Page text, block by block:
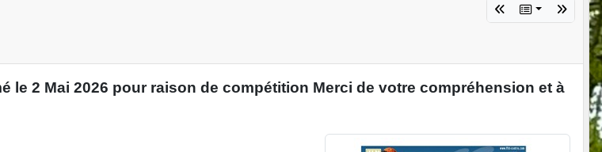
2 Mai 2026 pour raison de compétition Merci de votre compréhension et à